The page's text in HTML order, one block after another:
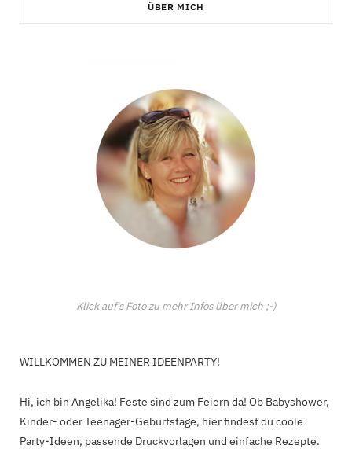
ÜBER MICH
Klick auf's Foto zu mehr Infos über mich ;-)
WILLKOMMEN ZU MEINER IDEENPARTY!
Hi, ich bin Angelika! Feste sind zum Feiern da! Ob Babyshower,
Kinder- oder Teenager-Geburtstage, hier findest du coole
Party-Ideen, passende Druckvorlagen und einfache Rezepte.